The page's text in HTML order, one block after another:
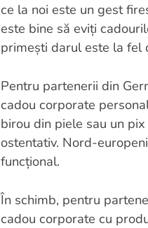
ce la noi este un gest
este bine să eviți
primești darul este la fel
Pentru partenerii din
cadou corporate
birou din piele sau un
ostentativ. Nord-
funcțional.
În schimb, pentru
cadou corporate cu